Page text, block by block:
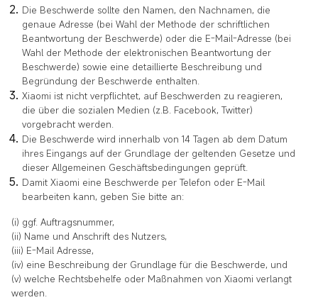
Die Beschwerde sollte den Namen, den Nachnamen, die
genaue Adresse (bei Wahl der Methode der schriftlichen
Beantwortung der Beschwerde) oder die E-Mail-Adresse (bei
Wahl der Methode der elektronischen Beantwortung der
Beschwerde) sowie eine detaillierte Beschreibung und
Begründung der Beschwerde enthalten.
Xiaomi ist nicht verpflichtet, auf Beschwerden zu reagieren,
die über die sozialen Medien (z.B. Facebook, Twitter)
vorgebracht werden.
Die Beschwerde wird innerhalb von 14 Tagen ab dem Datum
ihres Eingangs auf der Grundlage der geltenden Gesetze und
dieser Allgemeinen Geschäftsbedingungen geprüft.
Damit Xiaomi eine Beschwerde per Telefon oder E-Mail
bearbeiten kann, geben Sie bitte an:
(i) ggf. Auftragsnummer,
(ii) Name und Anschrift des Nutzers,
(iii) E-Mail Adresse,
(iv) eine Beschreibung der Grundlage für die Beschwerde, und
(v) welche Rechtsbehelfe oder Maßnahmen von Xiaomi verlangt
werden.